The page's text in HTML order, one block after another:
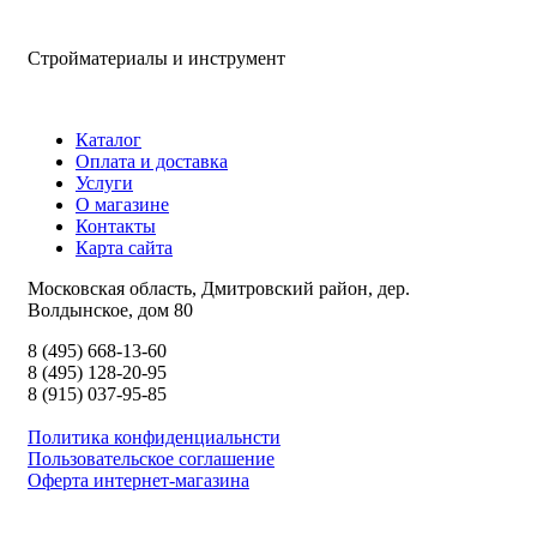
Стройматериалы и инструмент
Каталог
Оплата и доставка
Услуги
О магазине
Контакты
Карта сайта
Московская область, Дмитровский район, дер.
Волдынское, дом 80
8 (495) 668-13-60
8 (495) 128-20-95
8 (915) 037-95-85
Политика конфиденциальнсти
Пользовательское соглашение
Оферта интернет-магазина